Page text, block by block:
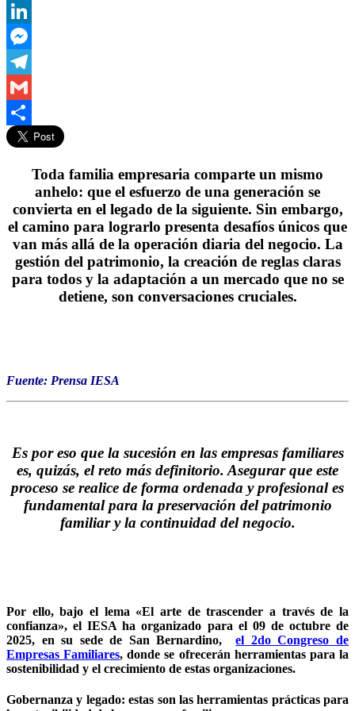
WhatsApp
LinkedIn
Messenger
Telegram
Gmail
Compartir
Toda familia empresaria comparte un mismo
anhelo: que el esfuerzo de una generación se
convierta en el legado de la siguiente. Sin embargo,
el camino para lograrlo presenta desafíos únicos que
van más allá de la operación diaria del negocio. La
gestión del patrimonio, la creación de reglas claras
para todos y la adaptación a un mercado que no se
detiene, son conversaciones cruciales.
Fuente: Prensa IESA
Es por eso que la sucesión en las empresas familiares
es, quizás, el reto más definitorio. Asegurar que este
proceso se realice de forma ordenada y profesional es
fundamental para la preservación del patrimonio
familiar y la continuidad del negocio.
Por ello, bajo el lema «El arte de trascender a través de la
confianza», el IESA ha organizado para el 09 de octubre de
2025, en su sede de San Bernardino,el 2do Congreso de
Empresas Familiares, donde se ofrecerán herramientas para la
sostenibilidad y el crecimiento de estas organizaciones.
Gobernanza y legado: estas son las herramientas prácticas para